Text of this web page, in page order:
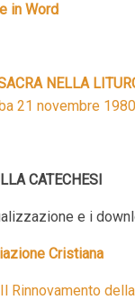
in Word
NELLA
21 novembre 1980
CATECHESI
e i
Cristiana
Rinnovamento